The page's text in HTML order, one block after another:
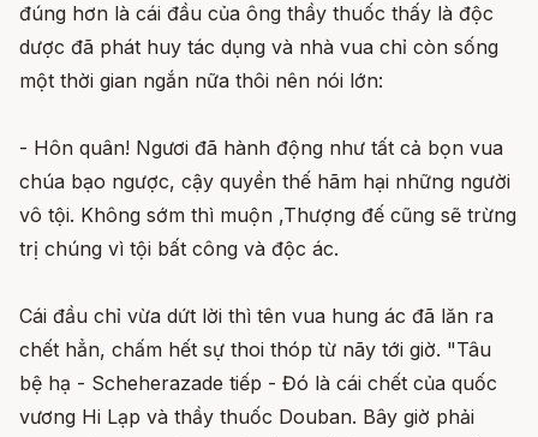
đúng hơn là cái đầu của ông thầy thuốc thấy là độc
dược đã phát huy tác dụng và nhà vua chỉ còn sống
một thời gian ngắn nữa thôi nên nói lớn:
- Hôn quân! Ngươi đã hành động như tất cả bọn vua
chúa bạo ngược, cậy quyền thế hãm hại những người
vô tội. Không sớm thì muộn ,Thượng đế cũng sẽ trừng
trị chúng vì tội bất công và độc ác.
Cái đầu chỉ vừa dứt lời thì tên vua hung ác đã lăn ra
chết hẳn, chấm hết sự thoi thóp từ nãy tới giờ. "Tâu
bệ hạ - Scheherazade tiếp - Đó là cái chết của quốc
vương Hi Lạp và thầy thuốc Douban. Bây giờ phải